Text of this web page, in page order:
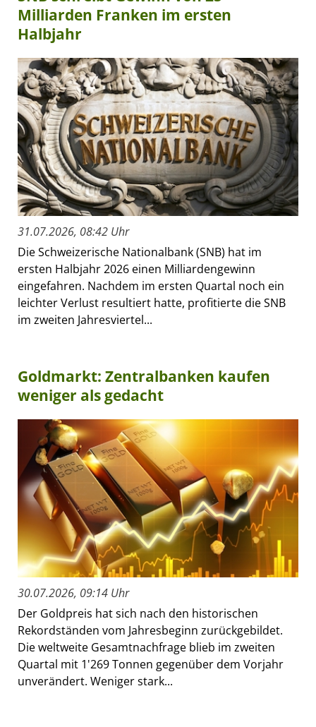
Milliarden Franken im ersten
Halbjahr
31.07.2026, 08:42 Uhr
Die Schweizerische Nationalbank (SNB) hat im
ersten Halbjahr 2026 einen Milliardengewinn
eingefahren. Nachdem im ersten Quartal noch ein
leichter Verlust resultiert hatte, profitierte die SNB
im zweiten Jahresviertel...
Goldmarkt: Zentralbanken kaufen
weniger als gedacht
30.07.2026, 09:14 Uhr
Der Goldpreis hat sich nach den historischen
Rekordständen vom Jahresbeginn zurückgebildet.
Die weltweite Gesamtnachfrage blieb im zweiten
Quartal mit 1'269 Tonnen gegenüber dem Vorjahr
unverändert. Weniger stark...